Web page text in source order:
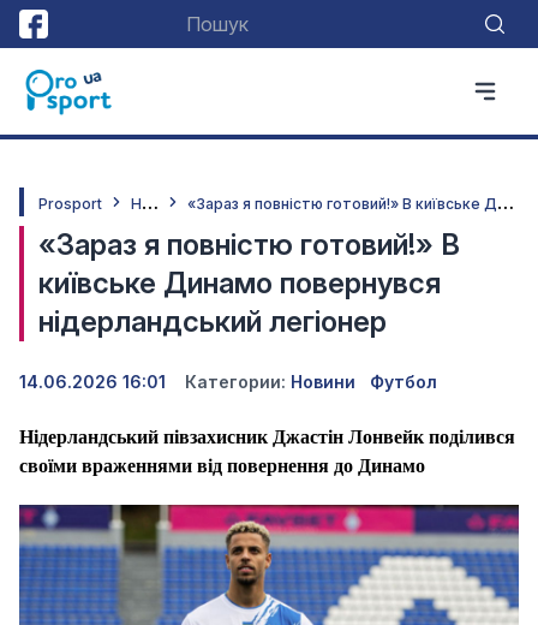
Prosport Н
овини «
Зараз я повністю готовий!» В київське Динамо повернувся нідерландський легіонер
«Зараз я повністю готовий!» В
київське Динамо повернувся
нідерландський легіонер
14.06.2026 16:01 Категории: Новини Футбол
Нідерландський півзахисник Джастін Лонвейк поділився
своїми враженнями від повернення до Динамо